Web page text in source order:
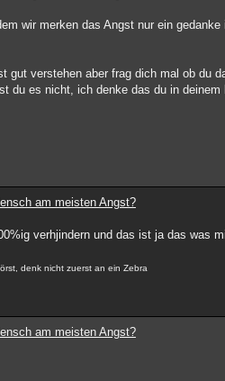
wir merken das Angst nur ein
gut verstehen aber frag dich mal ob du
du es nicht, ich denke das du in
am meisten Angst?
verhjindern und das ist ja das was
denk nicht zuerst an ein Zebra
am meisten Angst?